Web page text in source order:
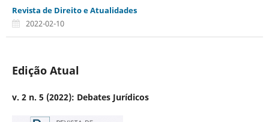
Revista de Direito e Atualidades
2022-02-10
Edição Atual
v. 2 n. 5 (2022): Debates Jurídicos